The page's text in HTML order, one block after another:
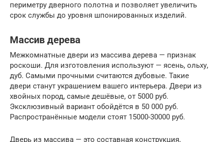
периметру дверного полотна и позволяет увеличить
срок службы до уровня шпонированных изделий.
Массив дерева
Межкомнатные двери из массива дерева — признак
роскоши. Для изготовления используют — ясень, ольху,
дуб. Самыми прочными считаются дубовые. Такие
двери станут украшением вашего интерьера. Двери из
хвойных пород, самые дешёвые, от 5000 руб.
Эксклюзивный вариант обойдётся в 50 000 руб.
Распространённые модели стоят 15000-30000 руб.
Дверь из массива — это составная конструкция,